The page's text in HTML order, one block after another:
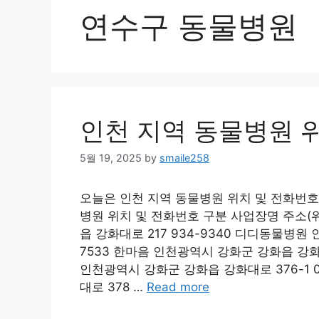
연수구 동물병원
인천 지역 동물병원
5월 19, 2025 by smaile258
오늘은 인천 지역 동물병원 위치 및 전화번
병원 위치 및 전화번호 구분 사업장명 주소
읍 강화대로 217 934-9340 디디동물병원
7533 한마음 인천광역시 강화군 강화읍
인천광역시 강화군 강화읍 강화대로 376-
대로 378 … Read more